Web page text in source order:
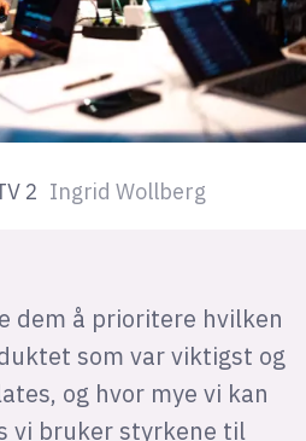
2 Ingrid Wollberg
å prioritere hvilken
som var viktigst og
og hvor mye vi kan
vi bruker styrkene til